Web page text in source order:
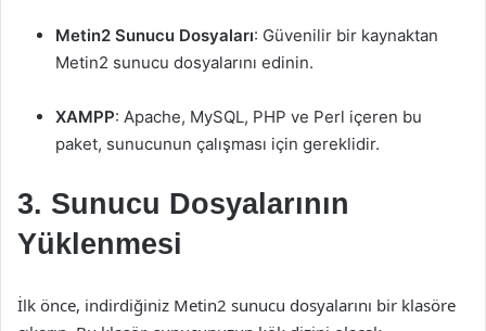
Metin2 Sunucu Dosyaları: Güvenilir bir kaynaktan
Metin2 sunucu dosyalarını edinin.
XAMPP: Apache, MySQL, PHP ve Perl içeren bu
paket, sunucunun çalışması için gereklidir.
3. Sunucu Dosyalarının
Yüklenmesi
İlk önce, indirdiğiniz Metin2 sunucu dosyalarını bir klasöre